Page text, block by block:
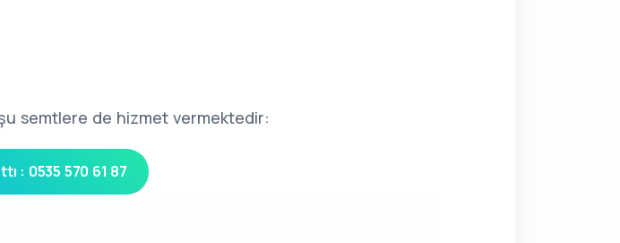
şu semtlere de hizmet vermektedir:
: 0535 570 61 87